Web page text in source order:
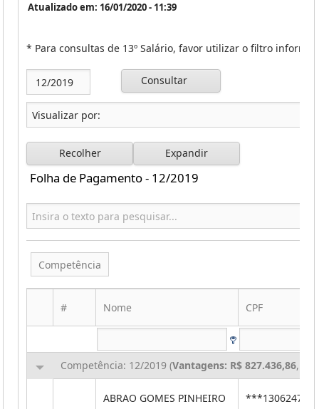
Atualizado em: 16/01/2020 - 11:39
* Para consultas de 13º Salário, favor utilizar o filtro
Consultar
Recolher Expandir
Folha de Pagamento - 12/2019
Competência
# Nome CPF
Competência: 12/2019 (Vantagens: R$ 827.436,86,
ABRAO GOMES PINHEIRO ***13062471**